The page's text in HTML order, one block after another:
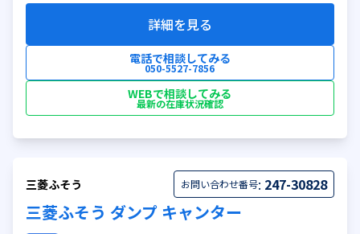
詳細を見る
電話で相談してみる
050-5527-7856
WEBで相談してみる
最新の在庫状況確認
三菱ふそう お問い合わせ番号: 247-30828
三菱ふそう ダンプ キャンター